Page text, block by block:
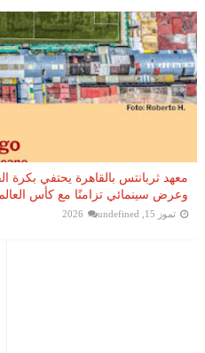
معهد ثربانتس بالقاهرة يحتفي
وعرض سينمائي تزامنًا مع كأس
تموز 15, 2026 undefined